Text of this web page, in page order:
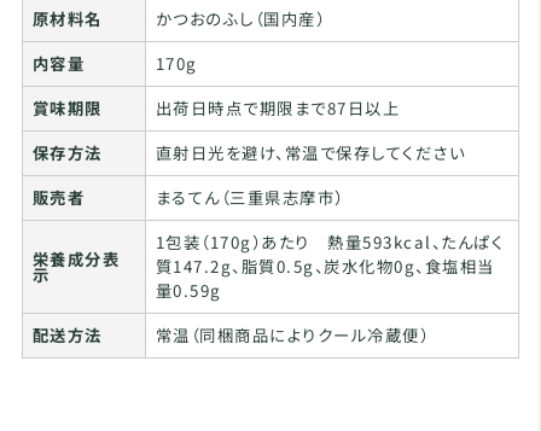
原材料名
かつおのふし（国内産）
内容量
170g
賞味期限
出荷日時点で期限まで87日以上
保存方法
直射日光を避け、常温で保存してください
販売者
まるてん（三重県志摩市）
栄養成分表
示
1包装（170g）あたり 熱量593kcal、たんぱく
質147.2g、脂質0.5g、炭水化物0g、食塩相当
量0.59g
配送方法
常温（同梱商品によりクール冷蔵便）